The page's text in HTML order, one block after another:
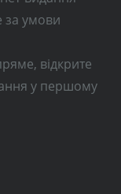
за умови
відкрите
у першому